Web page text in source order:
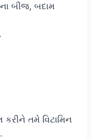
બીજ, બદામ
તમે વિટામિન